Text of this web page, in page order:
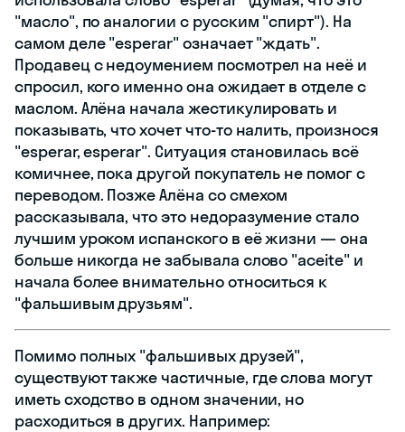
"масло", по аналогии с русским "спирт"). На
самом деле "esperar" означает "ждать".
Продавец с недоумением посмотрел на неё и
спросил, кого именно она ожидает в отделе с
маслом. Алёна начала жестикулировать и
показывать, что хочет что-то налить, произнося
"esperar, esperar". Ситуация становилась всё
комичнее, пока другой покупатель не помог с
переводом. Позже Алёна со смехом
рассказывала, что это недоразумение стало
лучшим уроком испанского в её жизни — она
больше никогда не забывала слово "aceite" и
начала более внимательно относиться к
"фальшивым друзьям".
Помимо полных "фальшивых друзей",
существуют также частичные, где слова могут
иметь сходство в одном значении, но
расходиться в других. Например: